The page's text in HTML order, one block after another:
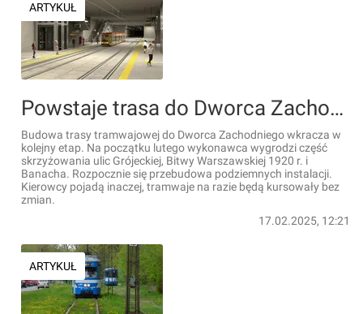
ARTYKUŁ
Powstaje trasa do Dworca Zachodniego – pierwsza podziemna trasa tramwajowa w Warszawie [FILM]
Budowa trasy tramwajowej do Dworca Zachodniego wkracza w
kolejny etap. Na początku lutego wykonawca wygrodzi część
skrzyżowania ulic Grójeckiej, Bitwy Warszawskiej 1920 r. i
Banacha. Rozpocznie się przebudowa podziemnych instalacji.
Kierowcy pojadą inaczej, tramwaje na razie będą kursowały bez
zmian.
17.02.2025, 12:21
ARTYKUŁ